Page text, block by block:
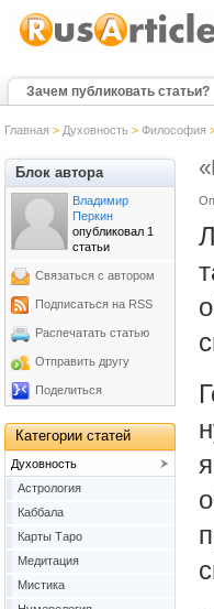
Зачем публиковать статьи?
Главная > Духовность > Философия
Блок автора
Владимир
Перкин
опубликовал 1
статьи
Связаться с автором
Подписаться на RSS
Распечатать статью
Отправить другу
Поделиться
Категории статей
Духовность
Астрология
Каббала
Карты Таро
Медитация
Мистика